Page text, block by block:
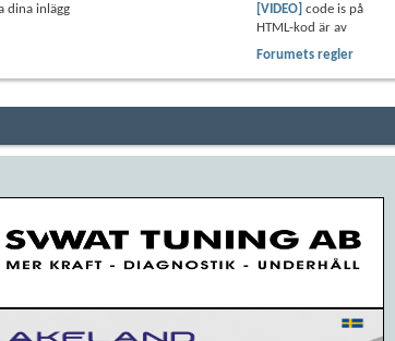
dina inlägg
[VIDEO] code is på
HTML-kod ärav
Forumets regler